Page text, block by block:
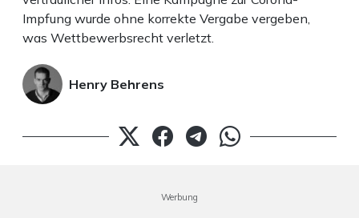
Impfung wurde ohne korrekte Vergabe vergeben,
was Wettbewerbsrecht verletzt.
Henry Behrens
Werbung